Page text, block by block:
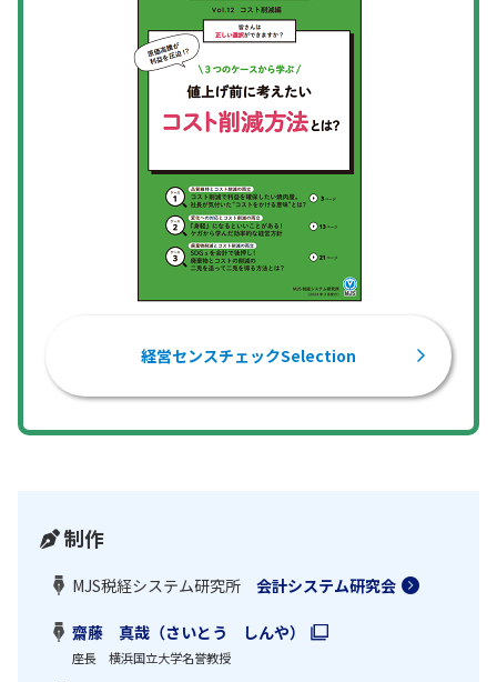
経営センスチェックSelection
制作
MJS税経システム研究所 会計システム研究会
齋藤 真哉（さいとう しんや）
座長 横浜国立大学名誉教授